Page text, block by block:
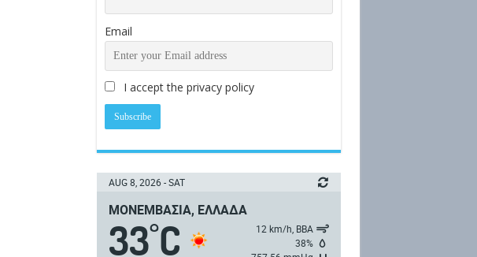
Email
I accept the privacy policy
AUG 8, 2026 - SAT
ΜΟΝΕΜΒΑΣΙΆ, ΕΛΛΆΔΑ
33°C
12 km/h, ΒΒΑ
38%